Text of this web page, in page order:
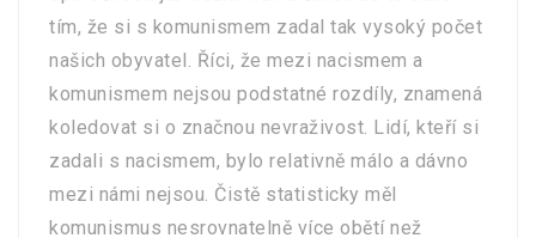
tím, že si s komunismem zadal tak vysoký počet
našich obyvatel. Říci, že mezi nacismem a
komunismem nejsou podstatné rozdíly, znamená
koledovat si o značnou nevraživost. Lidí, kteří si
zadali s nacismem, bylo relativně málo a dávno
mezi námi nejsou. Čistě statisticky měl
komunismus nesrovnatelně více obětí než